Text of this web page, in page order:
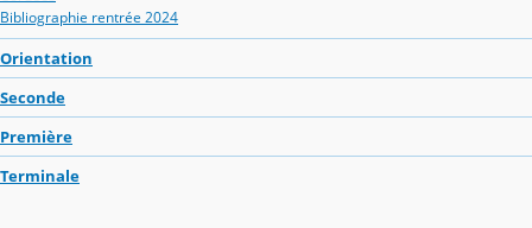
Bibliographie rentrée 2024
Orientation
Seconde
Première
Terminale